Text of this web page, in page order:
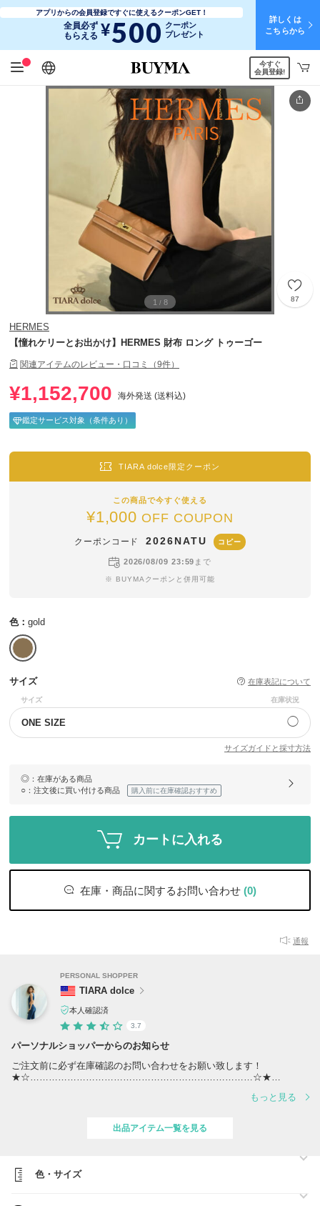
アプリからの会員登録ですぐに使えるクーポンGET！
全員必ず
もらえる ¥500 クーポン
プレゼント
詳しくは
こちらから
日本語
English
简体中文
繁體中文
今すぐ
会員登録!
1 / 8 87
HERMES
【憧れケリーとお出かけ】HERMES 財布 ロング トゥーゴー
関連アイテムのレビュー・口コミ（9件）
¥1,152,700 海外発送 (送料込)
鑑定サービス対象（条件あり）
TIARA dolce限定クーポン
この商品で今すぐ使える
¥1,000 OFF COUPON
クーポンコード 2026NATU コピー
2026/08/09 23:59 まで
※ BUYMAクーポンと併用可能
色： gold
サイズ 在庫表記について
サイズ 在庫状況
ONE SIZE ◯
サイズガイドと採寸方法
◎ ：在庫がある商品
○ ：注文後に買い付ける商品 購入前に在庫確認おすすめ
カートに入れる
在庫・商品に関するお問い合わせ (0)
通報
PERSONAL SHOPPER
TIARA dolce
本人確認済
3.7
パーソナルショッパーからのお知らせ
ご注文前に必ず在庫確認のお問い合わせをお願い致します！
★☆………………………………………………………………☆★
・全商品、送料無料でお届けします。
・海外からの配送になりますが、出来るだけ早い発送を心がけておりま
〈出品商品以外のアイテムをお探しのお客様〉
お探しのアイテムがございましたら、指名リクエストからお気軽にお問
もっと見る
出品アイテム一覧を見る
色・サイズ